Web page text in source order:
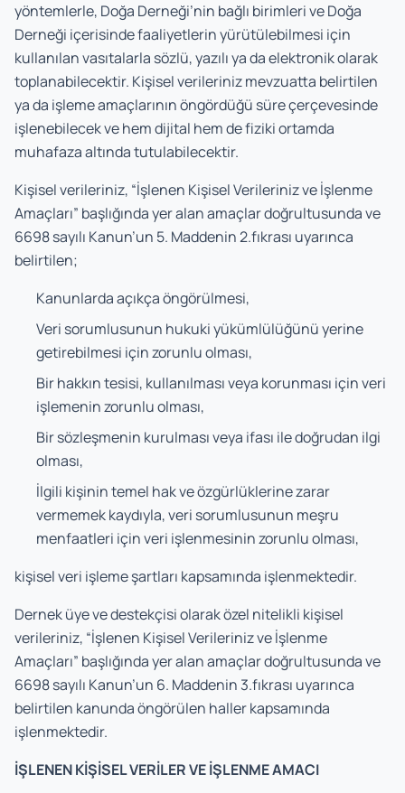
yöntemlerle, Doğa Derneği’nin bağlı birimleri ve Doğa
Derneği içerisinde faaliyetlerin yürütülebilmesi için
kullanılan vasıtalarla sözlü, yazılı ya da elektronik olarak
toplanabilecektir. Kişisel verileriniz mevzuatta belirtilen
ya da işleme amaçlarının öngördüğü süre çerçevesinde
işlenebilecek ve hem dijital hem de fiziki ortamda
muhafaza altında tutulabilecektir.
Kişisel verileriniz, “İşlenen Kişisel Verileriniz ve İşlenme
Amaçları” başlığında yer alan amaçlar doğrultusunda ve
6698 sayılı Kanun’un 5. Maddenin 2.fıkrası uyarınca
belirtilen;
Kanunlarda açıkça öngörülmesi,
Veri sorumlusunun hukuki yükümlülüğünü yerine
getirebilmesi için zorunlu olması,
Bir hakkın tesisi, kullanılması veya korunması için veri
işlemenin zorunlu olması,
Bir sözleşmenin kurulması veya ifası ile doğrudan ilgi
olması,
İlgili kişinin temel hak ve özgürlüklerine zarar
vermemek kaydıyla, veri sorumlusunun meşru
menfaatleri için veri işlenmesinin zorunlu olması,
kişisel veri işleme şartları kapsamında işlenmektedir.
Dernek üye ve destekçisi olarak özel nitelikli kişisel
verileriniz, “İşlenen Kişisel Verileriniz ve İşlenme
Amaçları” başlığında yer alan amaçlar doğrultusunda ve
6698 sayılı Kanun’un 6. Maddenin 3.fıkrası uyarınca
belirtilen kanunda öngörülen haller kapsamında
işlenmektedir.
İŞLENEN KİŞİSEL VERİLER VE İŞLENME AMACI